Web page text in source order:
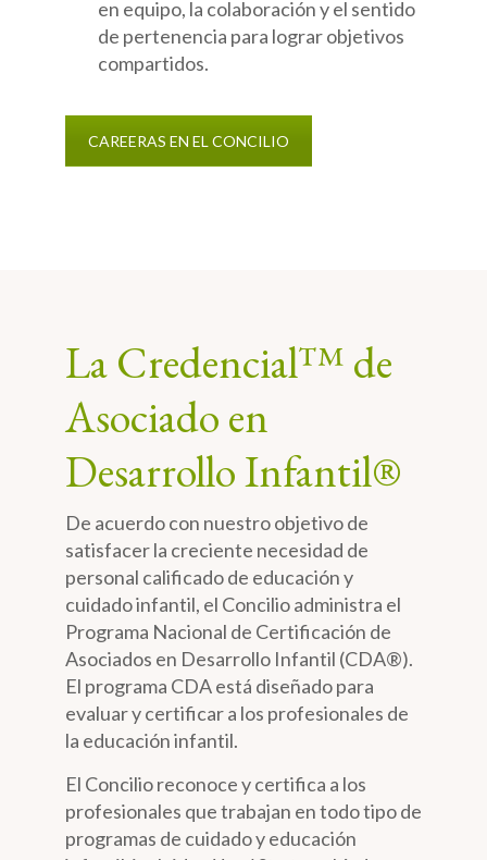
en equipo, la colaboración y el sentido
de pertenencia para lograr objetivos
compartidos.
CAREERAS EN EL CONCILIO
La Credencial™ de
Asociado en
Desarrollo Infantil®
De acuerdo con nuestro objetivo de
satisfacer la creciente necesidad de
personal calificado de educación y
cuidado infantil, el Concilio administra el
Programa Nacional de Certificación de
Asociados en Desarrollo Infantil (CDA®).
El programa CDA está diseñado para
evaluar y certificar a los profesionales de
la educación infantil.
El Concilio reconoce y certifica a los
profesionales que trabajan en todo tipo de
programas de cuidado y educación